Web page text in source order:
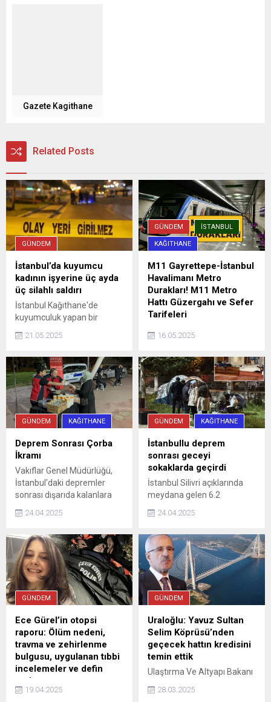
Gazete Kagithane
Related Posts
GÜNDEM
İstanbul’da kuyumcu
kadının işyerine üç ayda
üç silahlı saldırı
İstanbul Kağıthane'de
kuyumculuk yapan bir
maskeli tetikçiler tarafından
kurşunlandı. Yapılan polis
operasyonunda saldırıların
azmettiricisinin, boşanmak
isteyen kuyumcu kadının eşi
olduğu ...
21.05.2025
GÜNDEM İSTANBUL
KAĞITHANE
M11 Gayrettepe-İstanbul
Havalimanı Metro
Durakları! M11 Metro
Hattı Güzergahı ve Sefer
Tarifeleri
yanına hızlı ve güvenli
metro hatları, aynı zamanda
trafik sorununa da büyük
ölçüde çözüm oluyor.
Avrupa Yakası'nda önemli
aktarma istasyonları ile
entegrasyonu olan ve
İstanbul Havalimanı'na ...
16.05.2025
GÜNDEM KAĞITHANE
Deprem Sonrası Çorba
İkramı
Vakıflar Genel Müdürlüğü,
İstanbul'daki depremler
sonrası dışarıda kalanlara
24.04.2025
GÜNDEM KAĞITHANE
İstanbullu deprem
sonrası geceyi
sokaklarda geçirdi
İstanbul Silivri açıklarında
meydana gelen 6.2
ardından geceyi evlerinde
vatandaşlar sokaklarda,
camilerde ve mesire
alanlarına kurdukları
çadırlarda uyumayı tercih
etti.
24.04.2025
GÜNDEM
Ece Gürel’in otopsi
raporu: Ölüm nedeni,
travma ve zehirlenme
bulgusu, uygulanan tıbbi
incelemeler ve defin
yeri…
Ece Gürel otopsi raporu
19.04.2025
GÜNDEM
Uraloğlu: Yavuz Sultan
Selim Köprüsü’nden
geçecek hattın kredisini
temin ettik
Ulaştırma Ve Altyapı Bakanı
Abdulkadir Uraloğlu,
Ankara'da basın
28.03.2025